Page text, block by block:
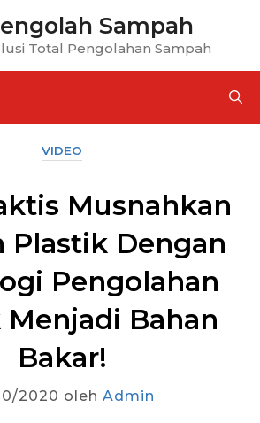
Sampah
Total Pengolahan Sampah
VIDEO
Musnahkan
Plastik Dengan
Pengolahan
Menjadi Bahan
Bakar!
2020 oleh Admin